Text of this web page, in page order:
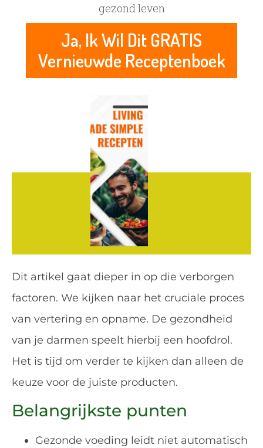
gezond leven
Ja, Ik Wil Dit GRATIS
Vernieuwde Receptenboek
Dit artikel gaat dieper in op die verborgen
factoren. We kijken naar het cruciale proces
van vertering en opname. De gezondheid
van je darmen speelt hierbij een hoofdrol.
Het is tijd om verder te kijken dan alleen de
keuze voor de juiste producten.
Belangrijkste punten
Gezonde voeding leidt niet automatisch